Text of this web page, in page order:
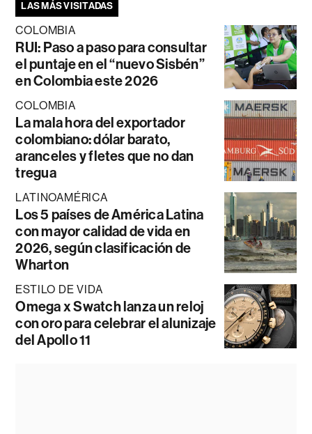
LAS MÁS VISITADAS
COLOMBIA
RUI: Paso a paso para consultar
el puntaje en el “nuevo Sisbén”
en Colombia este 2026
COLOMBIA
La mala hora del exportador
colombiano: dólar barato,
aranceles y fletes que no dan
tregua
LATINOAMÉRICA
Los 5 países de América Latina
con mayor calidad de vida en
2026, según clasificación de
Wharton
ESTILO DE VIDA
Omega x Swatch lanza un reloj
con oro para celebrar el alunizaje
del Apollo 11